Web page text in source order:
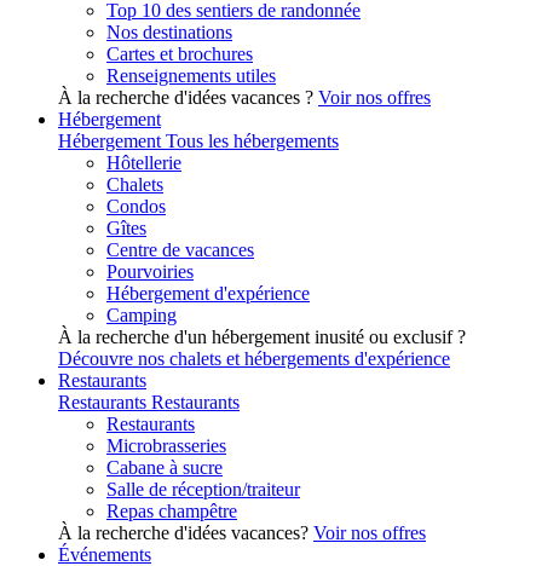
Top 10 des sentiers de randonnée
Nos destinations
Cartes et brochures
Renseignements utiles
À la recherche d'idées vacances ? Voir nos offres
Hébergement
Hébergement Tous les hébergements
Hôtellerie
Chalets
Condos
Gîtes
Centre de vacances
Pourvoiries
Hébergement d'expérience
Camping
À la recherche d'un hébergement inusité ou exclusif ?
Découvre nos chalets et hébergements d'expérience
Restaurants
Restaurants Restaurants
Restaurants
Microbrasseries
Cabane à sucre
Salle de réception/traiteur
Repas champêtre
À la recherche d'idées vacances? Voir nos offres
Événements